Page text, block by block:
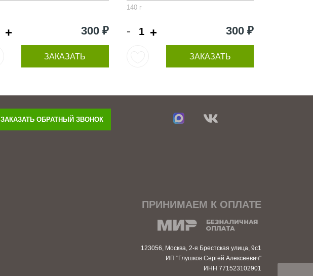
+ 300 ₽
ЗАКАЗАТЬ
140 г
- + 300 ₽
ЗАКАЗАТЬ
ЗАКАЗАТЬ ОБРАТНЫЙ ЗВОНОК
ПРИНИМАЕМ К ОПЛАТЕ
123056, Москва, 2-я Брестская улица, 9с1
ИП "Глушков Сергей Алексеевич"
ИНН 771523102901